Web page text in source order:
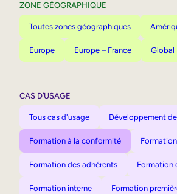
ZONE GÉOGRAPHIQUE
Toutes zones géographiques
Europe Europe – France Global
CAS D’USAGE
Tous cas d'usage Développement
Formation à la conformité
Formation des adhérents Formation
Formation interne Formation